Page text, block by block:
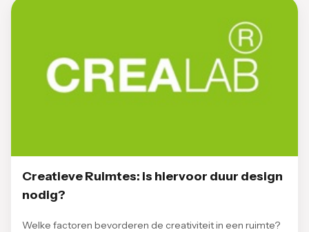
Creatieve Ruimtes: is hiervoor duur design
nodig?
Welke factoren bevorderen de creativiteit in een ruimte?